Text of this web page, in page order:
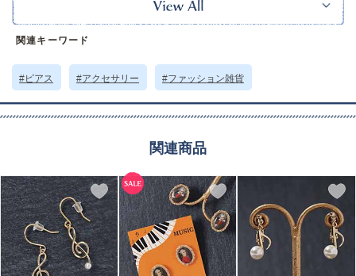
※実物の色味に近づけて撮影していますが、ご使用の端末やモニター環境に
より、実際の色味と異なって見える場合がございます。
サイズ詳細 (cm)約
素材・原材料 合金 キービックジルコニア チタンボースト
原産国 韓国製
関連キーワード
#ピアス #アクセサリー #ファッション雑貨
関連商品